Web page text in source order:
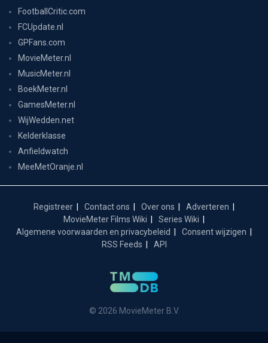
FootballCritic.com
FCUpdate.nl
GPFans.com
MovieMeter.nl
MusicMeter.nl
BoekMeter.nl
GamesMeter.nl
WijWedden.net
Kelderklasse
Anfieldwatch
MeeMetOranje.nl
Registreer Contact ons Over ons
Adverteren
MovieMeter Films Wiki
Series Wiki
Algemene voorwaarden en privacybeleid
Consent wijzigen
RSS Feeds
API
© 2026 MovieMeter B.V.